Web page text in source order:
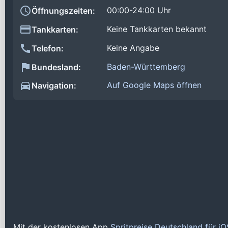
Öffnungszeiten:
00:00-24:00 Uhr
Tankkarten:
Keine Tankkarten bekannt
Telefon:
Keine Angabe
Bundesland:
Baden-Württemberg
Navigation:
Auf Google Maps öffnen